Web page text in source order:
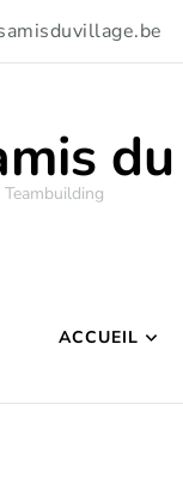
ACCUEIL